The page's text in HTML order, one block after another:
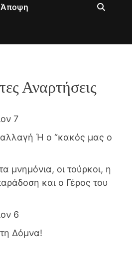
Άποψη
Αναρτήσεις
7
αλλαγή Ή ο “κακός μας ο
μνημόνια, οι τούρκοι, η
και ο Γέρος του
6
Δόμνα!